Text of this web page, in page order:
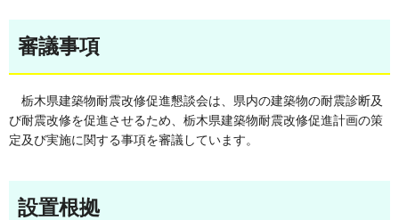
審議事項
栃木県建築物耐震改修促進懇談会は、県内の建築物の耐震診断及
び耐震改修を促進させるため、栃木県建築物耐震改修促進計画の策
定及び実施に関する事項を審議しています。
設置根拠